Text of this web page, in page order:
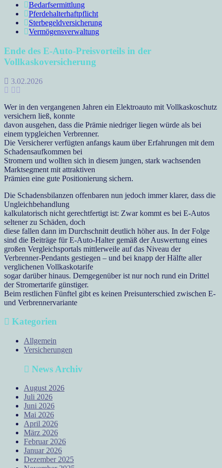
Bedarfsermittlung
Pferdehalterhaftpflicht
Sterbegeldversicherung
Vermögensverwaltung
Ende des E-Auto-Preisvorteils in der
Vollkaskoversicherung
3.02.2026
Wer in den vergangenen Jahren ein Elektroauto mit Vollkaskoschutz
versichern ließ, konnte
davon ausgehen, dass die Prämie niedriger liegen würde als bei
einem typgleichen Verbrenner.
Die Versicherer verfügten anfangs kaum über Erfahrungen mit dem
Schadensaufkommen bei
Stromern und wollten sich in diesem jungen, stark wachsenden
Marktsegment mit attraktiven
Prämien eine gute Positionierung sichern.
Die Schadensbilanzen offenbaren nun jedoch immer klarer, dass die
Ungleichbehandlung
kalkulatorisch nicht gerechtfertigt ist: Zwar kommt es bei E-Autos
seltener zu Schäden, doch
diese fallen dann im Durchschnitt deutlich höher aus. In der Folge
sind die Beiträge für E-Auto-Halter gemäß der Auswertung eines
großen Vergleichsportals mittlerweile auf das Niveau der
Verbrenner-Pendants gestiegen – und bei knapp der Hälfte aller
verglichenen Vollkaskotarife
sogar darüber hinaus. Demgegenüber ist nur noch rund ein Drittel
der Stromertarife günstiger.
Beim restlichen Fünftel gibt es keinen Preisunterschied zwischen E-
und Verbrennervariante
Kategorien
Allgemein
Versicherungen
News Archiv
August 2026
Juli 2026
Juni 2026
Mai 2026
April 2026
März 2026
Februar 2026
Januar 2026
Dezember 2025